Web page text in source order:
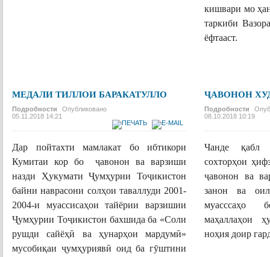
кишвари мо
таркиби
ёфтааст.
МЕДАЛИ ТИЛЛОИ БАРАКАТУЛЛО
Подробности
Опубликовано
05.11.2018 14:21
Дар пойтахти мамлакат бо ибтикори
Кумитаи кор боҷавонон ва варзиши
назди ҲукуматиҶумҳурии Тоҷикистон
байни наврасони солҳои таваллуди 2001-
2004-и муассисаҳои тайёрии варзишии
Ҷумҳурии Тоҷикистон бахшида ба «Соли
рушди сайёҳӣ ва ҳунарҳои мардумӣ»
мусобиқаи ҷумҳуриявӣ оид ба гӯштини
ҶАВОНОН
Подробности
08.10.2018 10:19
Чанде қабл
сохторҳои
ҷавонон ва
занон ва
маҳаллаҳои
ноҳия доир